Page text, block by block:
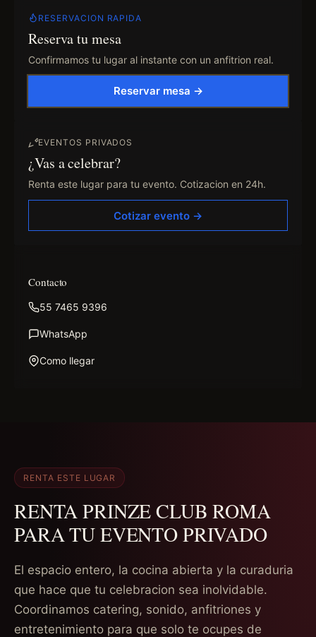
RESERVACION RAPIDA
Reserva tu mesa
Confirmamos tu lugar al instante con un anfitrion real.
Reservar mesa →
EVENTOS PRIVADOS
¿Vas a celebrar?
Renta este lugar para tu evento. Cotizacion en 24h.
Cotizar evento →
Contacto
55 7465 9396
WhatsApp
Como llegar
RENTA ESTE LUGAR
RENTA PRINZE CLUB ROMA
PARA TU EVENTO PRIVADO
El espacio entero, la cocina abierta y la curaduria
que hace que tu celebracion sea inolvidable.
Coordinamos catering, sonido, anfitriones y
entretenimiento para que solo te ocupes de